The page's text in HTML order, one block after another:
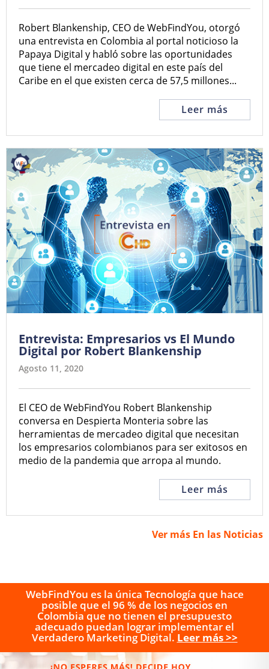
Robert Blankenship, CEO de WebFindYou, otorgó
una entrevista en Colombia al portal noticioso la
Papaya Digital y habló sobre las oportunidades
que tiene el mercadeo digital en este país del
Caribe en el que existen cerca de 57,5 millones...
Leer más
Entrevista: Empresarios vs El Mundo
Digital por Robert Blankenship
Agosto 11, 2020
El CEO de WebFindYou Robert Blankenship
conversa en Despierta Monteria sobre las
herramientas de mercadeo digital que necesitan
los empresarios colombianos para ser exitosos en
medio de la pandemia que arropa al mundo.
Leer más
Ver más En las Noticias
WebFindYou es la única Tecnología que hace
posible que el 96 % de los negocios en
Colombia que no tienen el presupuesto
adecuado puedan lograr implementar el
Verdadero Marketing Digital. Leer más >>